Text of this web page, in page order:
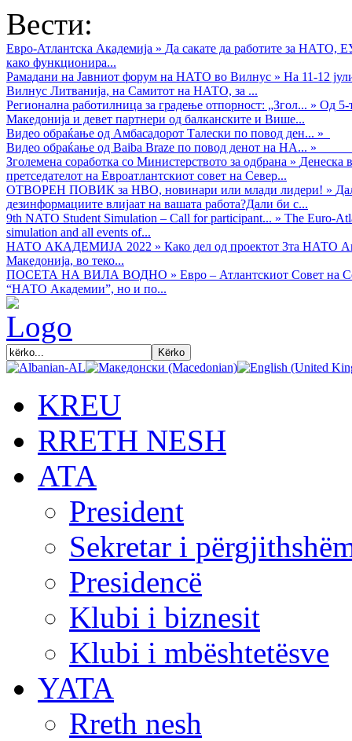
Вести:
Евро-Атлантска Академија » Да сакате да работите за НАТО,
како функционира...
Рамадани на Јавниот форум на НАТО во Вилнус » На 11-12
Вилнус Литванија, на Самитот на НАТО, за ...
Регионална работилница за градење отпорност: „Згол... » Од 5-
Македонија и девет партнери од балканските и Више...
Видео обраќањe од Амбасадорот Талески по повод ден... »
Видео обраќање од Baiba Braze по повод денот на НА... »
Зголемена соработка со Министерството за одбрана » Денеска
претседателот на Евроатлантскиот совет на Север...
ОТВОРЕН ПОВИК за НВО, новинари или млади лидери! »
дезинформациите влијаат на вашата работа?Дали би с...
9th NATO Student Simulation – Call for participant... » The Euro-
simulation and all events of...
НАТО АКАДЕМИЈА 2022 » Како дел од проектот 3та НАТО
Македонија, во теко...
ПОСЕТА НА ВИЛА ВОДНО » Евро – Атлантскиот Совет на
“НАТО Академии”, но и по...
KREU
RRETH NESH
АТА
President
Sekretar i
Presidencë
Klubi i biznesit
Klubi i mbështetësve
YATA
Rreth nesh